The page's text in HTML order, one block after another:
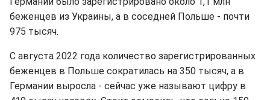
беженцев из Украины, а в соседней Польше - почти
975 тысяч.
С августа 2022 года количество зарегистрированных
беженцев в Польше сократилась на 350 тысяч, а в
Германии выросла - сейчас уже называют цифру в